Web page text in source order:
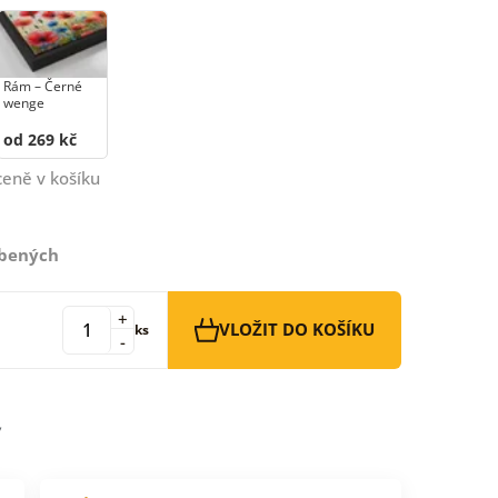
Rám –⁠⁠⁠⁠⁠⁠ Černé
wenge
od 269 kč
v košíku
-
+ ks VLOŽIT DO KOŠÍKU